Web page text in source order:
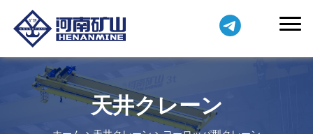
天井クレーン